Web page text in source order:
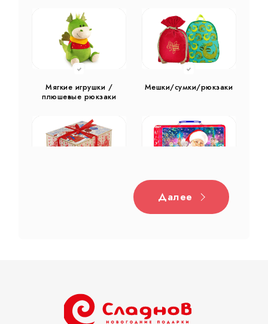
Мягкие игрушки /
плюшевые рюкзаки
Мешки/сумки/рюкзаки
Жестяная
Тубы
Далее